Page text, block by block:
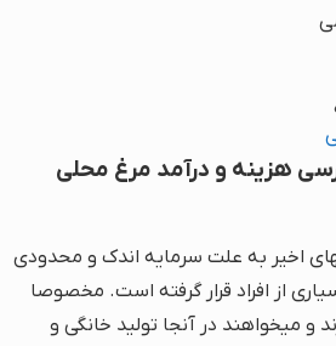
هزینه و درآمد مرغ محلی
اخیر به علت سرمایه اندک و محدودی
از افراد قرار گرفته است. مخصوصا
و میخواهند در آنجا تولید خانگی و